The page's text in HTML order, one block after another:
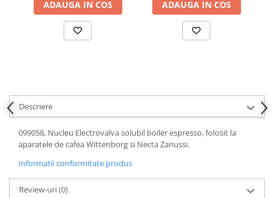
ADAUGA IN COS ADAUGA IN COS
Descriere
099058, Nucleu Electrovalva solubil boiler espresso, folosit la
aparatele de cafea Wittenborg si Necta Zanussi.
Informatii conformitate produs
Review-uri(0)